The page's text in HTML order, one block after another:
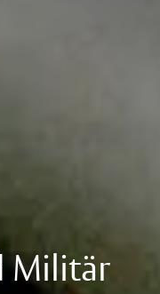
Militär